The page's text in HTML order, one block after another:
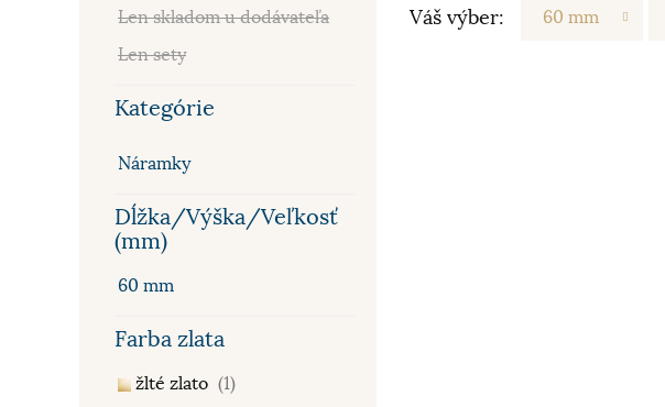
Len skladom u dodávateľa
Len sety
Kategórie
Náramky
Dĺžka/Výška/Veľkosť
(mm)
60 mm
Farba zlata
žlté zlato (1)
Váš výber: 60 mm